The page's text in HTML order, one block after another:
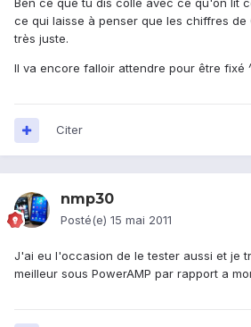
Ben ce que tu dis colle avec ce qu'on lit
ce qui laisse à penser que les chiffres de
très juste.
Il va encore falloir attendre pour être fixé
Citer
nmp30
Posté(e) 15 mai 2011
J'ai eu l'occasion de le tester aussi et je
meilleur sous PowerAMP par rapport a